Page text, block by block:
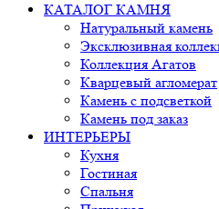
КАТАЛОГ КАМНЯ
Натуральный камень
Эксклюзивная
Коллекция Агатов
Кварцевый агломерат
Камень с подсветкой
Камень под заказ
ИНТЕРЬЕРЫ
Кухня
Гостиная
Спальня